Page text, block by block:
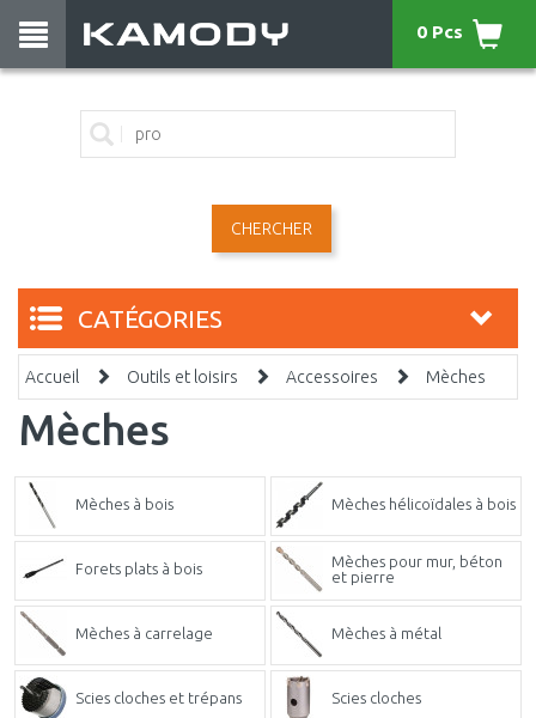
CHERCHER
0 Pcs
CATÉGORIES
Accueil Outils et loisirs Accessoires Mèches
Mèches
Mèches à bois Mèches hélicoïdales à bois
Forets plats à bois
Mèches pour mur, béton
et pierre
Mèches à carrelage Mèches à métal
Scies cloches et trépans Scies cloches